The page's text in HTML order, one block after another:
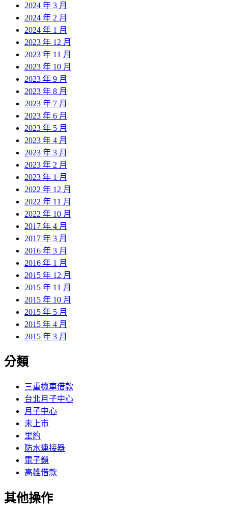
2024 年 3 月
2024 年 2 月
2024 年 1 月
2023 年 12 月
2023 年 11 月
2023 年 10 月
2023 年 9 月
2023 年 8 月
2023 年 7 月
2023 年 6 月
2023 年 5 月
2023 年 4 月
2023 年 3 月
2023 年 2 月
2023 年 1 月
2022 年 12 月
2022 年 11 月
2022 年 10 月
2017 年 4 月
2017 年 3 月
2016 年 3 月
2016 年 1 月
2015 年 12 月
2015 年 11 月
2015 年 10 月
2015 年 5 月
2015 年 4 月
2015 年 3 月
分類
三重機車借款
台北月子中心
月子中心
未上市
里約
防水連接器
電子鎖
高雄借款
其他操作